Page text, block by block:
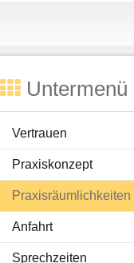
Praxis & Team
Behandlungen
Ratgeber Zähne
Aktuelles
Untermenü
Vertrauen
Praxiskonzept
Praxisräumlichkeiten
Anfahrt
Sprechzeiten